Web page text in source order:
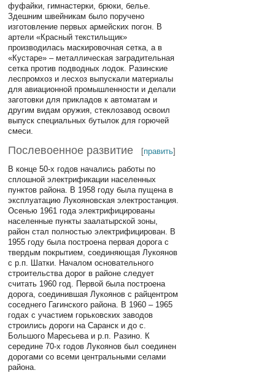
фуфайки, гимнастерки, брюки, белье.
Здешним швейникам было поручено
изготовление первых армейских погон. В
артели «Красный текстильщик»
производилась маскировочная сетка, а в
«Кустаре» – металлическая заградительная
сетка против подводных лодок. Разинские
леспромхоз и лесхоз выпускали материалы
для авиационной промышленности и делали
заготовки для прикладов к автоматам и
другим видам оружия, стеклозавод освоил
выпуск специальных бутылок для горючей
смеси.
Послевоенное развитие [править]
В конце 50-х годов начались работы по
сплошной электрификации населенных
пунктов района. В 1958 году была пущена в
эксплуатацию Лукояновская электростанция.
Осенью 1961 года электрифицированы
населенные пункты заалатырской зоны,
район стал полностью электрифицирован. В
1955 году была построена первая дорога с
твердым покрытием, соединяющая Лукоянов
с р.п. Шатки. Началом основательного
строительства дорог в районе следует
считать 1960 год. Первой была построена
дорога, соединившая Лукоянов с райцентром
соседнего Гагинского района. В 1960 – 1965
годах с участием горьковских заводов
строились дороги на Саранск и до с.
Большого Маресьева и р.п. Разино. К
середине 70-х годов Лукоянов был соединен
дорогами со всеми центральными селами
района.